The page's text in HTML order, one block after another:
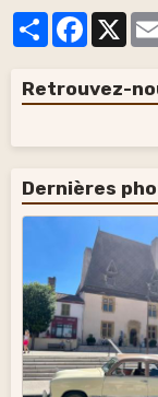
PartagerFacebook
Retrouvez-
Dernières